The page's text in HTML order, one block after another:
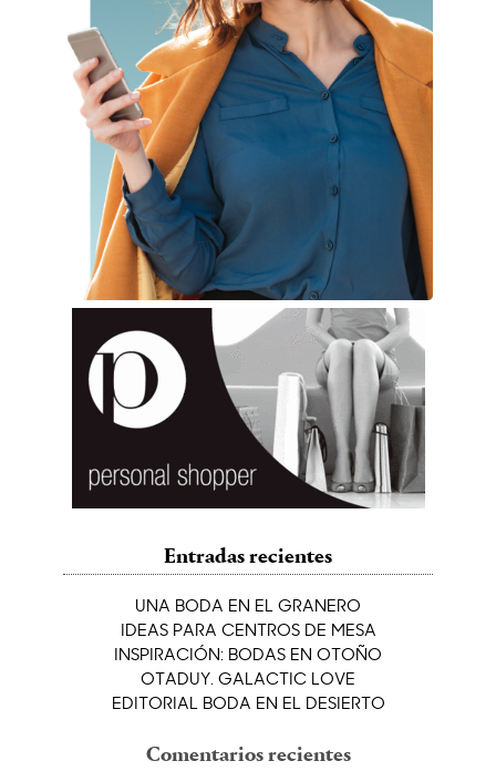
Entradas recientes
UNA BODA EN EL GRANERO
IDEAS PARA CENTROS DE MESA
INSPIRACIÓN: BODAS EN OTOÑO
OTADUY. GALACTIC LOVE
EDITORIAL BODA EN EL DESIERTO
Comentarios recientes